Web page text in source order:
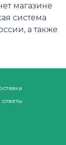
магазине
система
а также